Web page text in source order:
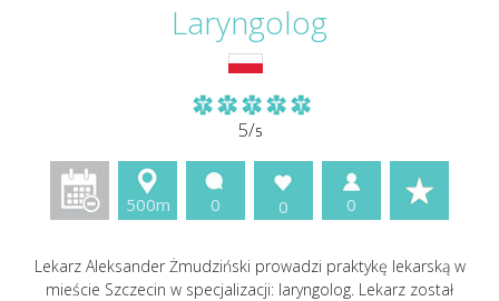
Laryngolog
5/5
500m 0 0 0
Lekarz Aleksander Żmudziński prowadzi praktykę lekarską w
mieście Szczecin w specjalizacji: laryngolog. Lekarz został